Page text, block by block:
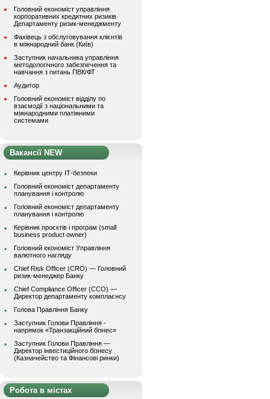
Головний економіст управління
корпоративних кредитних ризиків
Департаменту ризик-менеджменту
Фахівець з обслуговування клієнтів
в міжнародний банк (Київ)
Заступник начальника управління
методологічного забезпечення та
навчання з питань ПВК/ФТ
Аудитор
Головний економіст відділу по
взаємодії з національними та
міжнародними платіжними
системами
Вакансії NEW
Керівник центру ІТ-безпеки
Головний економіст департаменту
планування і контролю
Головний економіст департаменту
планування і контролю
Керівник проєктів і програм (small
business product owner)
Головний економіст Управління
валютного нагляду
Chief Risk Officer (CRO) — Головний
ризик-менеджер Банку
Chief Compliance Officer (CCO) —
Директор департаменту комплаєнсу
Голова Правління Банку
Заступник Голови Правління -
напрямок «Транзакційний бізнес»
Заступник Голови Правління —
Директор інвестиційного бізнесу
(Казначейство та Фінансові ринки)
Робота в містах